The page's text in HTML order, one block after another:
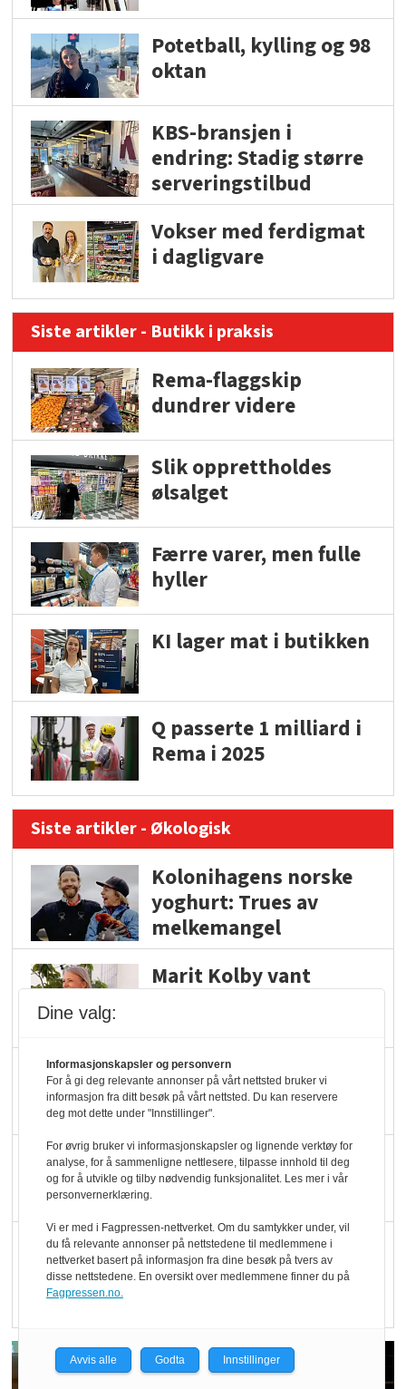
Potetball, kylling og 98
oktan
KBS-bransjen i
endring: Stadig større
serveringstilbud
Vokser med ferdigmat
i dagligvare
Siste artikler - Butikk i praksis
Rema-flaggskip
dundrer videre
Slik opprettholdes
ølsalget
Færre varer, men fulle
hyller
KI lager mat i butikken
Q passerte 1 milliard i
Rema i 2025
Siste artikler - Økologisk
Kolonihagens norske
yoghurt: Trues av
melkemangel
Marit Kolby vant
Blir enklere å velge
økologisk i butikkhylla
Kolonihagen sliter
med å få tak i nok melk
Rapport: Økokundene
er klare! Er markedet
Dine valg:
Informasjonskapsler og personvern
For å gi deg relevante annonser på vårt nettsted bruker vi
informasjon fra ditt besøk på vårt nettsted. Du kan reservere
deg mot dette under "Innstillinger".
For øvrig bruker vi informasjonskapsler og lignende verktøy for
analyse, for å sammenligne nettlesere, tilpasse innhold til deg
og for å utvikle og tilby nødvendig funksjonalitet. Les mer i vår
personvernerklæring.
Vi er med i Fagpressen-nettverket. Om du samtykker under, vil
du få relevante annonser på nettstedene til medlemmene i
nettverket basert på informasjon fra dine besøk på tvers av
disse nettstedene. En oversikt over medlemmene finner du på
Fagpressen.no.
Avvis alle Godta Innstillinger